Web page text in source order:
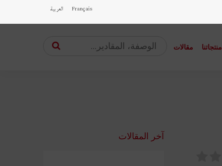
Français العربية
منتجاتنا مقالات
آخر المقالات